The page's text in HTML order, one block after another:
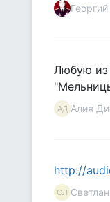
Любую из
АД Алия
http://
СЛ